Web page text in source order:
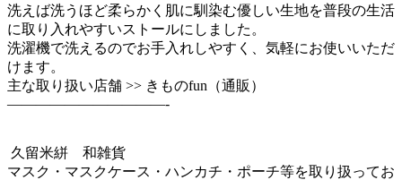
洗えば洗うほど柔らかく肌に馴染む優しい生地を普段の生活
に取り入れやすいストールにしました。
洗濯機で洗えるのでお手入れしやすく、気軽にお使いいただ
けます。
主な取り扱い店舗 >> きものfun（通販）
———————————-
久留米絣 和雑貨
マスク・マスクケース・ハンカチ・ポーチ等を取り扱ってお